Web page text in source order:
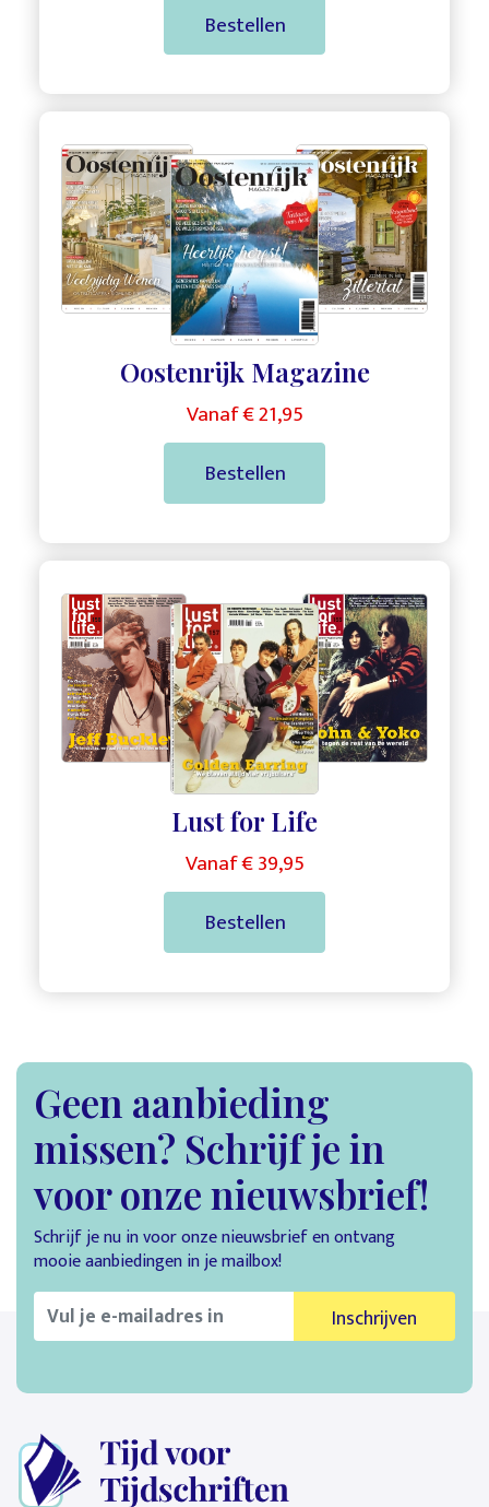
Bestellen
,,
Oostenrijk Magazine
Vanaf € 21,95
Bestellen
,,
Lust for Life
Vanaf € 39,95
Bestellen
Geen aanbieding
missen? Schrijf je in
voor onze nieuwsbrief!
Schrijf je nu in voor onze nieuwsbrief en ontvang
mooie aanbiedingen in je mailbox!
Inschrijven